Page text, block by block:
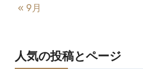
« 9月
人気の投稿とページ